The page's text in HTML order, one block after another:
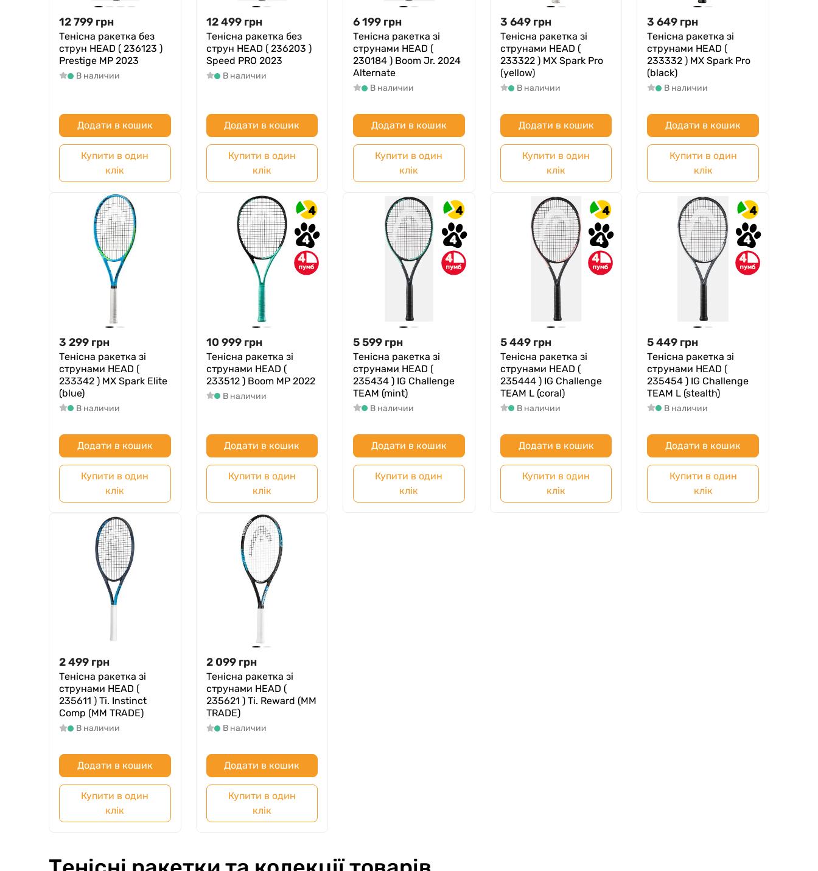
12 799 грн
Тенісна ракетка без
струн HEAD ( 236123 )
Prestige MP 2023
В наличии
Додати в кошик
Купити в один
клік
12 499 грн
Тенісна ракетка без
струн HEAD ( 236203 )
Speed PRO 2023
В наличии
Додати в кошик
Купити в один
клік
6 199 грн
Тенісна ракетка зі
струнами HEAD (
230184 ) Boom Jr. 2024
Alternate
В наличии
Додати в кошик
Купити в один
клік
3 649 грн
Тенісна ракетка зі
струнами HEAD (
233322 ) MX Spark Pro
(yellow)
В наличии
Додати в кошик
Купити в один
клік
3 649 грн
Тенісна ракетка зі
струнами HEAD (
233332 ) MX Spark Pro
(black)
В наличии
Додати в кошик
Купити в один
клік
3 299 грн
Тенісна ракетка зі
струнами HEAD (
233342 ) MX Spark Elite
(blue)
В наличии
Додати в кошик
Купити в один
клік
4
4
4
10 999 грн
Тенісна ракетка зі
струнами HEAD (
233512 ) Boom MP 2022
В наличии
Додати в кошик
Купити в один
клік
4
4
4
5 599 грн
Тенісна ракетка зі
струнами HEAD (
235434 ) IG Challenge
TEAM (mint)
В наличии
Додати в кошик
Купити в один
клік
4
4
4
5 449 грн
Тенісна ракетка зі
струнами HEAD (
235444 ) IG Challenge
TEAM L (coral)
В наличии
Додати в кошик
Купити в один
клік
4
4
4
5 449 грн
Тенісна ракетка зі
струнами HEAD (
235454 ) IG Challenge
TEAM L (stealth)
В наличии
Додати в кошик
Купити в один
клік
2 499 грн
Тенісна ракетка зі
струнами HEAD (
235611 ) Ti. Instinct
Comp (MM TRADE)
В наличии
Додати в кошик
Купити в один
клік
2 099 грн
Тенісна ракетка зі
струнами HEAD (
235621 ) Ti. Reward (MM
TRADE)
В наличии
Додати в кошик
Купити в один
клік